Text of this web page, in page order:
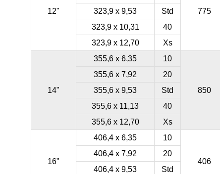
12" 775
323,9 x 9,53
Std
323,9 x 10,31
40
323,9 x 12,70
Xs
14"
355,6 x 6,35 10
850
355,6 x 7,92
20
355,6 x 9,53
Std
355,6 x 11,13
40
355,6 x 12,70
Xs
16"
406,4 x 6,35 10
406
406,4 x 7,92
20
406,4 x 9,53
Std